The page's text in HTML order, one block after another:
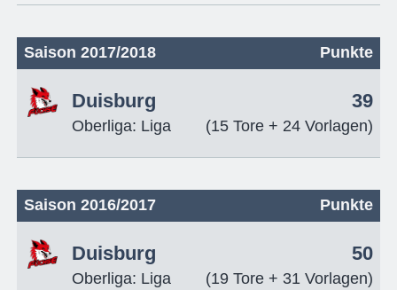
Saison 2017/2018 Punkte
Duisburg
Oberliga: Liga
39
(15 Tore + 24 Vorlagen)
Saison 2016/2017 Punkte
Duisburg
Oberliga: Liga
50
(19 Tore + 31 Vorlagen)